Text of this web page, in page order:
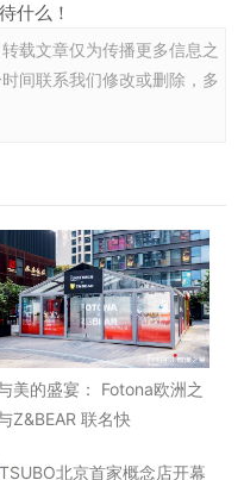
什么！
载文章仅为传播更多信息之
间联系我们修改或删除，多
美的盛宴： Fotona欧洲之
Z&BEAR 联名快